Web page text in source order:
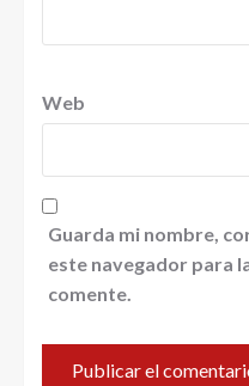
Web
Guarda mi nombre,
este navegador para
comente.